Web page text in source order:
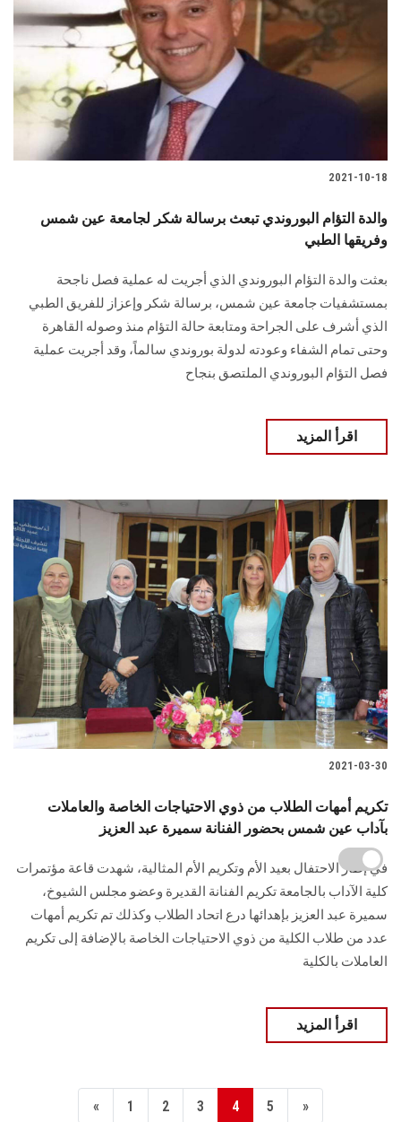
2021-10-18
والدة التؤام البوروندي تبعث برسالة شكر لجامعة عين شمس
وفريقها الطبي
بعثت والدة التؤام البوروندي الذي أجريت له عملية فصل ناجحة
بمستشفيات جامعة عين شمس، برسالة شكر وإعزاز للفريق الطبي
الذي أشرف على الجراحة ومتابعة حالة التؤام منذ وصوله القاهرة
وحتى تمام الشفاء وعودته لدولة بوروندي سالماً، وقد أجريت عملية
فصل التؤام البوروندي الملتصق بنجاح
اقرأ المزيد
2021-03-30
تكريم أمهات الطلاب من ذوي الاحتياجات الخاصة والعاملات
بآداب عين شمس بحضور الفنانة سميرة عبد العزيز
في إطار الاحتفال بعيد الأم وتكريم الأم المثالية، شهدت قاعة مؤتمرات
كلية الآداب بالجامعة تكريم الفنانة القديرة وعضو مجلس الشيوخ،
سميرة عبد العزيز بإهدائها درع اتحاد الطلاب وكذلك تم تكريم أمهات
عدد من طلاب الكلية من ذوي الاحتياجات الخاصة بالإضافة إلى تكريم
العاملات بالكلية
اقرأ المزيد
« 1 2 3 4 5 »